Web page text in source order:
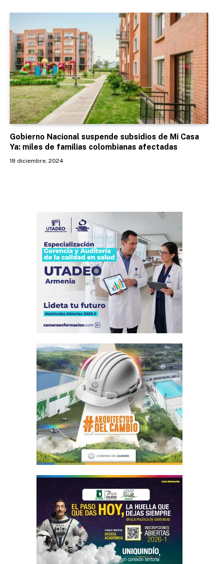
Gobierno Nacional suspende subsidios de Mi Casa
Ya: miles de familias colombianas afectadas
18 diciembre, 2024